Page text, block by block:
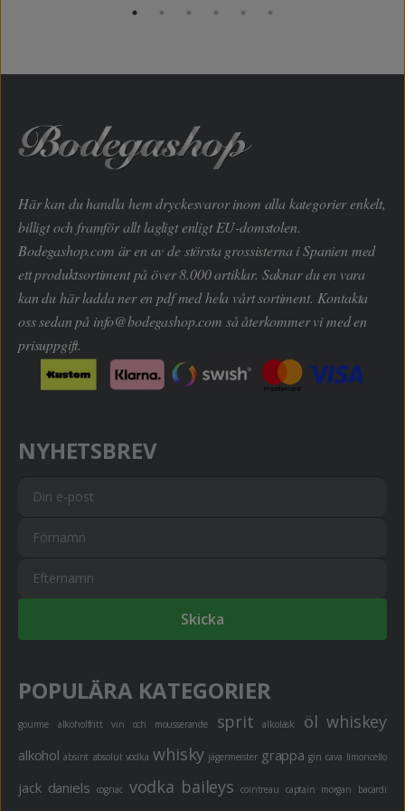
Här kan du handla hem dryckesvaror inom alla kategorier enkelt,
billigt och framför allt lagligt enligt EU-domstolen.
Bodegashop.com är en av de största grossisterna i Spanien med
ett produktsortiment på över 8.000 artiklar. Saknar du en vara
kan du här ladda ner en pdf med hela vårt sortiment. Kontakta
oss sedan på info@bodegashop.com så återkommer vi med en
prisuppgift.
NYHETSBREV
Skicka
POPULÄRA KATEGORIER
gourme alkoholfritt vin och mousserande sprit alkoläsk öl whiskey
alkohol absint absolut vodka whisky jägermeister grappa gin cava limoncello
jack daniels cognac vodka baileys cointreau captain morgan bacardi